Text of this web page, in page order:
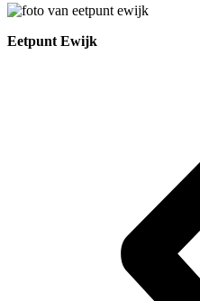
Eetpunt Ewijk